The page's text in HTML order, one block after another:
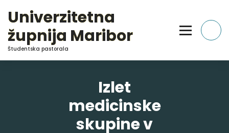
Content
Univerzitetna
župnija Maribor
Študentska pastorala
Izlet
medicinske
skupine v